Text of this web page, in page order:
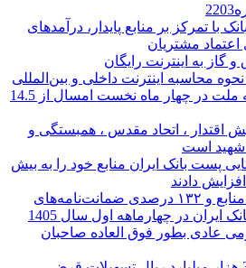
با تمرکز بر منابع پایدار، درآمدهای
مشتریان
گاز به اینترنت رایگان
محاسبه اینترنت داخلی و بین‌المللی
حق بیمه تولیدی بیمه ملت در چهار ماه نخست امسال از 14.5
اقتدار ، اتحاد مقدس ، همبستگی و
شهید است
پست بانک ایران منابع خود را به بیش
افزایش ۷۰ درصدی منابع و ۱۳۲ درصدی ضمانت‌نامه‌های
ایران در چهارماهه اول سال 1405
عادی بطور فوق العاده صاحبان